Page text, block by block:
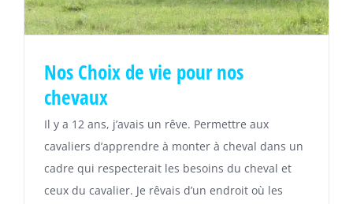
Nos Choix de vie pour nos
chevaux
Il y a 12 ans, j’avais un rêve. Permettre aux
cavaliers d’apprendre à monter à cheval dans un
cadre qui respecterait les besoins du cheval et
ceux du cavalier. Je rêvais d’un endroit où les